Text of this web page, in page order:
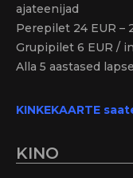
ajateenijad
Perepilet 24 EUR –
Grupipilet 6 EUR /
Alla 5 aastased
KINKEKAARTE
KINO